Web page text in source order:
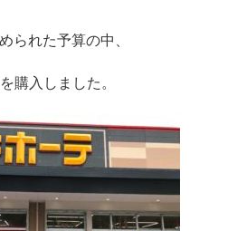
られた予算の中、
購入しました。